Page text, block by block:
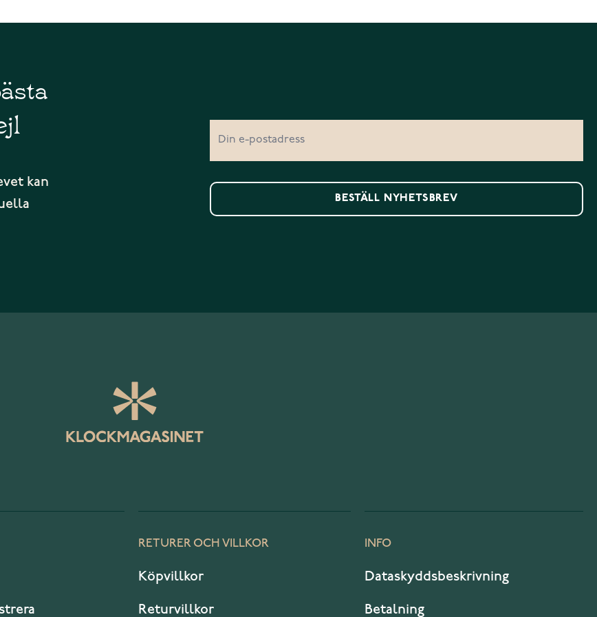
kan
BESTÄLL NYHETSBREV
RETURER OCH VILLKOR
Köpvillkor
Returvillkor
INFO
Dataskyddsbeskrivning
Betalning